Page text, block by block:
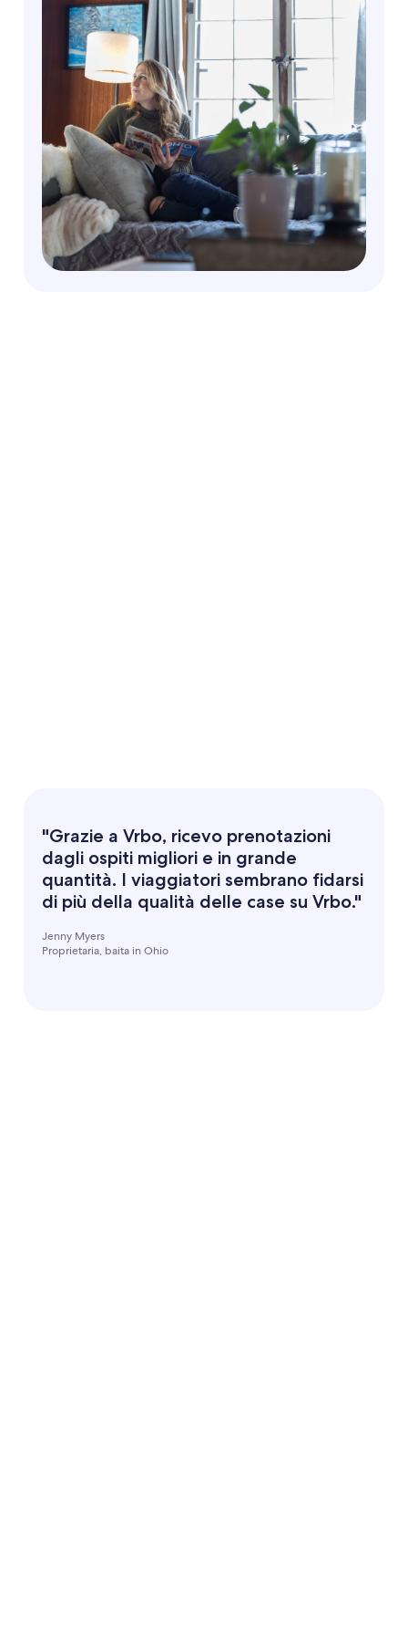
"Grazie a Vrbo, ricevo prenotazioni
dagli ospiti migliori e in grande
quantità. I viaggiatori sembrano fidarsi
di più della qualità delle case su Vrbo."
Jenny Myers
Proprietaria, baita in Ohio